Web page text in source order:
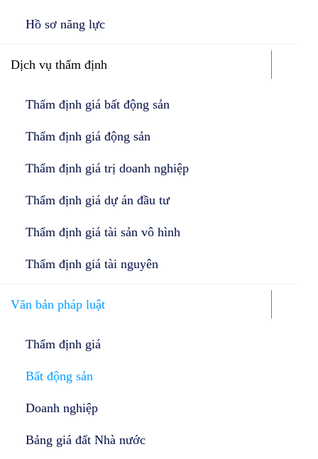
Hồ sơ năng lực
Dịch vụ thẩm định
Thẩm định giá bất động sản
Thẩm định giá động sản
Thẩm định giá trị doanh nghiệp
Thẩm định giá dự án đầu tư
Thẩm định giá tài sản vô hình
Thẩm định giá tài nguyên
Văn bản pháp luật
Thẩm định giá
Bất động sản
Doanh nghiệp
Bảng giá đất Nhà nước